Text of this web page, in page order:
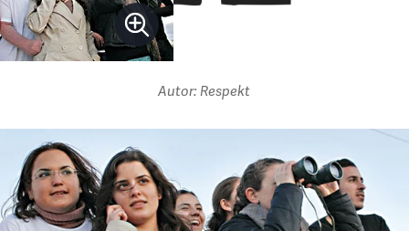
Autor: Respekt